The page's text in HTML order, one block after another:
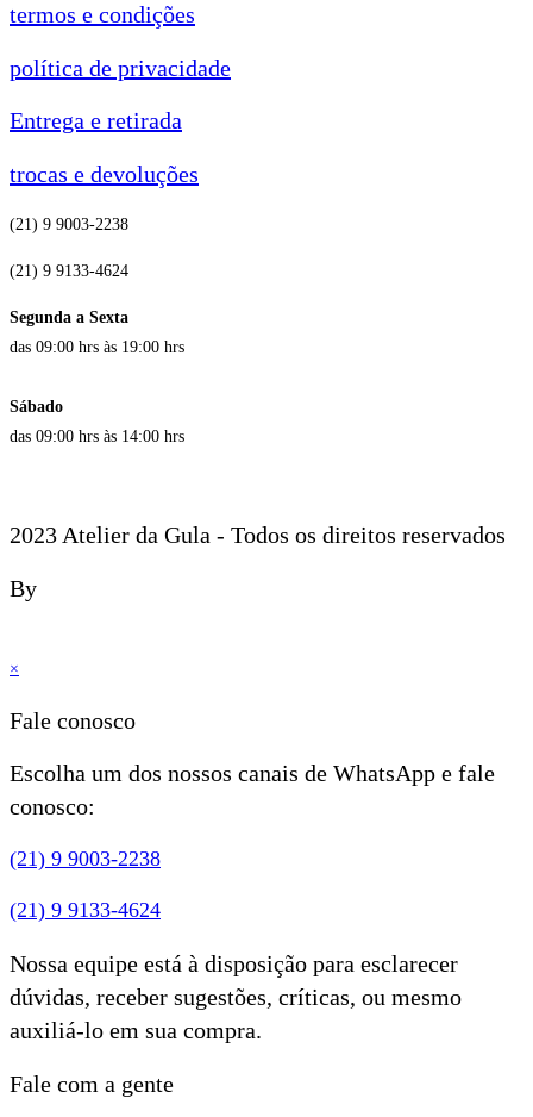
termos e condições
política de privacidade
Entrega e retirada
trocas e devoluções
(21) 9 9003-2238
(21) 9 9133-4624
Segunda a Sexta
das 09:00 hrs às 19:00 hrs
Sábado
das 09:00 hrs às 14:00 hrs
2023 Atelier da Gula - Todos os direitos reservados
By
×
Fale conosco
Escolha um dos nossos canais de WhatsApp e fale
conosco:
(21) 9 9003-2238
(21) 9 9133-4624
Nossa equipe está à disposição para esclarecer
dúvidas, receber sugestões, críticas, ou mesmo
auxiliá-lo em sua compra.
Fale com a gente